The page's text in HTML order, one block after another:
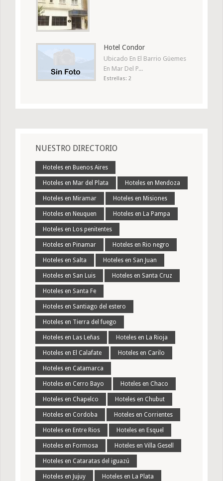
Hotel Condor
Ubicado En El Barrio Güemes
En Mar Del P...
Estrellas: 2
NUESTRO DIRECTORIO
Hoteles en Buenos Aires
Hoteles en Mar del Plata Hoteles en Mendoza
Hoteles en Miramar Hoteles en Misiones
Hoteles en Neuquen Hoteles en La Pampa
Hoteles en Los penitentes
Hoteles en Pinamar Hoteles en Rio negro
Hoteles en Salta Hoteles en San Juan
Hoteles en San Luis Hoteles en Santa Cruz
Hoteles en Santa Fe
Hoteles en Santiago del estero
Hoteles en Tierra del fuego
Hoteles en Las Leñas Hoteles en La Rioja
Hoteles en El Calafate Hoteles en Carilo
Hoteles en Catamarca
Hoteles en Cerro Bayo Hoteles en Chaco
Hoteles en Chapelco Hoteles en Chubut
Hoteles en Cordoba Hoteles en Corrientes
Hoteles en Entre Rios Hoteles en Esquel
Hoteles en Formosa Hoteles en Villa Gesell
Hoteles en Cataratas del iguazú
Hoteles en Jujuy Hoteles en La Plata